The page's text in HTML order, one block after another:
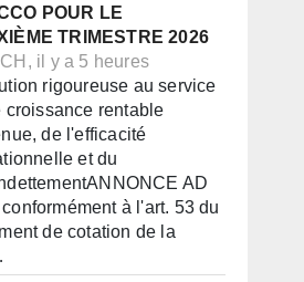
POUR LE
TRIMESTRE 2026
il y a 5 heures
rigoureuse au service
croissance rentable
de l'efficacité
et du
AD
à l'art. 53 du
de cotation de la